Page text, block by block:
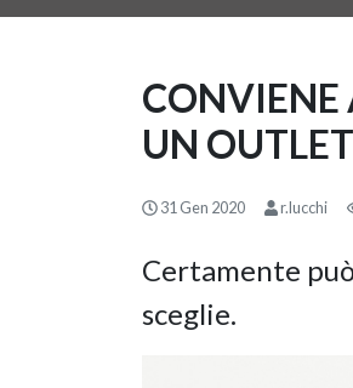
CONVIENE
UN
31 Gen 2020 r.lucchi
Certamente
sceglie.